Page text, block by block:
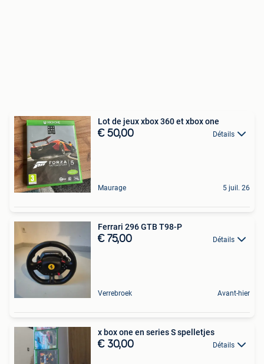
Lot de jeux xbox 360 et xbox one
€ 50,00 Détails
Maurage 5 juil. 26
Ferrari 296 GTB T98-P
€ 75,00 Détails
Verrebroek Avant-hier
x box one en series S spelletjes
€ 30,00 Détails